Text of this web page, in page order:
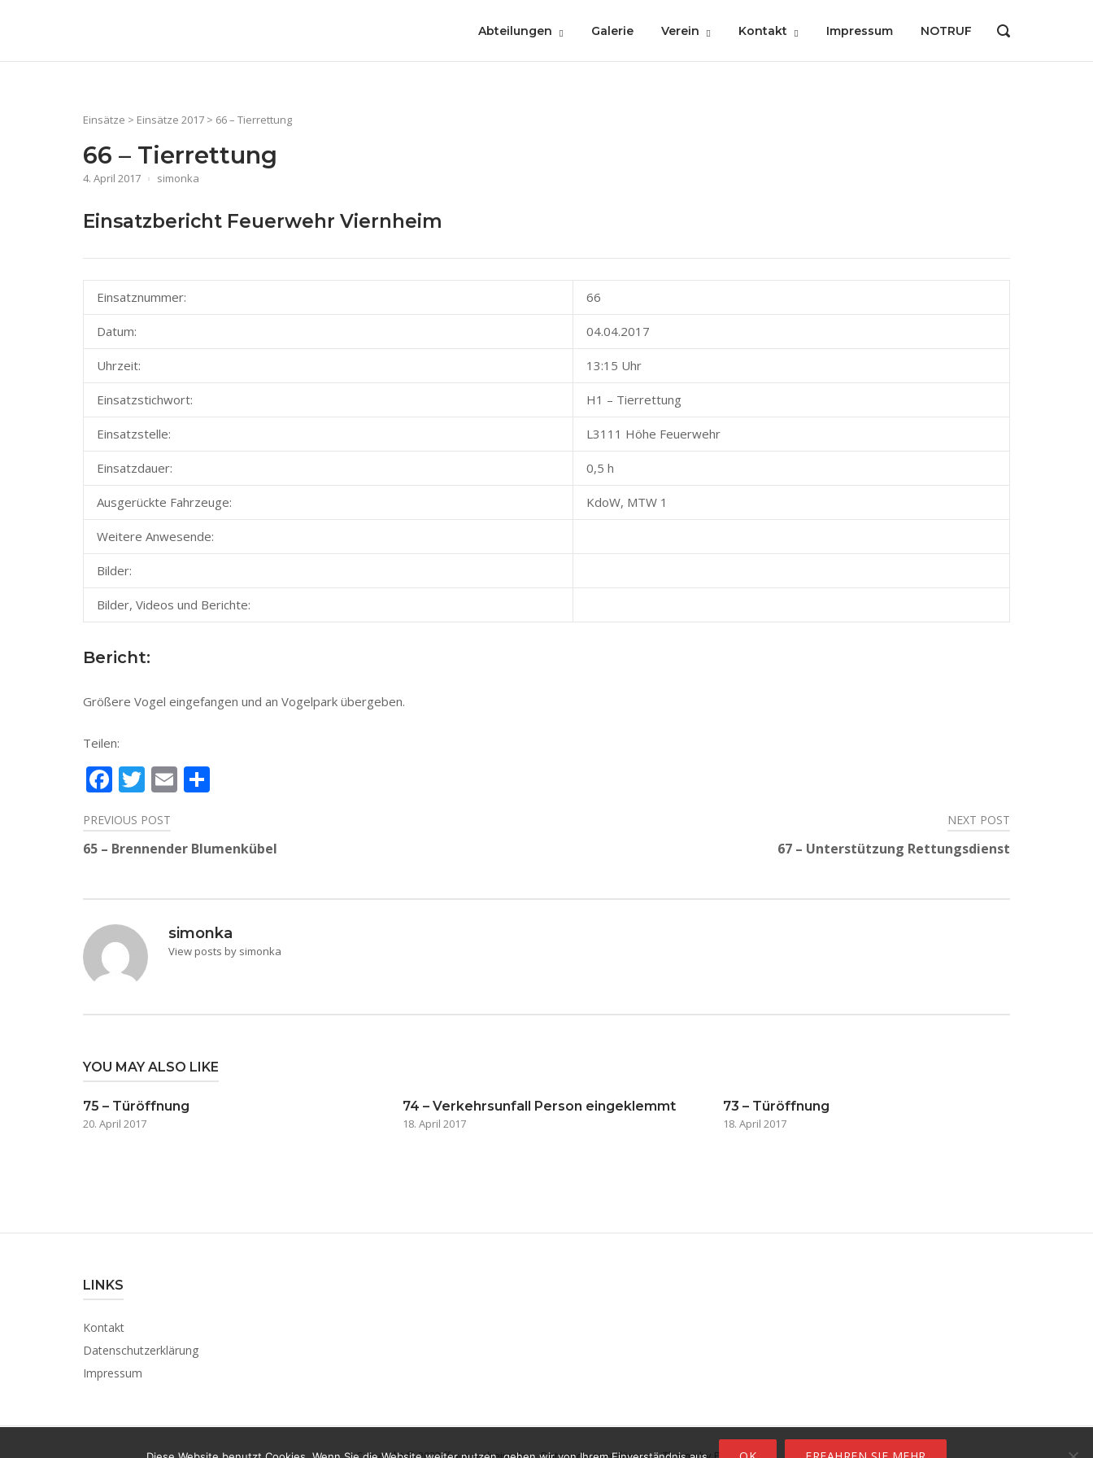
Abteilungen Galerie Verein Kontakt Impressum NOTRUF
OPEN
BAR
Einsätze > Einsätze 2017 > 66 – Tierrettung
66 – Tierrettung
4. April 2017 simonka
Einsatzbericht Feuerwehr Viernheim
Einsatznummer: 66
Datum: 04.04.2017
Uhrzeit: 13:15 Uhr
Einsatzstichwort: H1 – Tierrettung
Einsatzstelle: L3111 Höhe Feuerwehr
Einsatzdauer: 0,5 h
Ausgerückte Fahrzeuge: KdoW, MTW 1
Weitere Anwesende:
Bilder:
Bilder, Videos und Berichte:
Bericht:
Größere Vogel eingefangen und an Vogelpark übergeben.
Teilen:
Facebook
Twitter
Email
Beitragsnavigation
PREVIOUS POST
65 – Brennender Blumenkübel
NEXT POST
67 – Unterstützung Rettungsdienst
simonka
View posts by simonka
YOU MAY ALSO LIKE
75 – Türöffnung
20. April 2017
74 – Verkehrsunfall Person eingeklemmt
18. April 2017
73 – Türöffnung
18. April 2017
LINKS
Kontakt
Datenschutzerklärung
Impressum